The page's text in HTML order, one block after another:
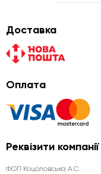
Доставка
Оплата
Реквізити компанії
ФОП Коцоловська А.С.